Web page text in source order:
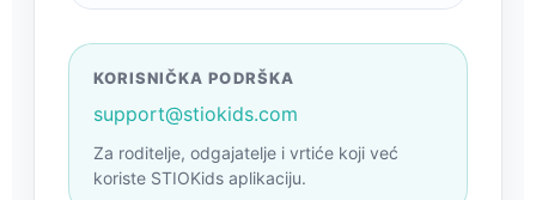
KORISNIČKA PODRŠKA
support@stiokids.com
Za roditelje, odgajatelje i vrtiće koji već
koriste STIOKids aplikaciju.